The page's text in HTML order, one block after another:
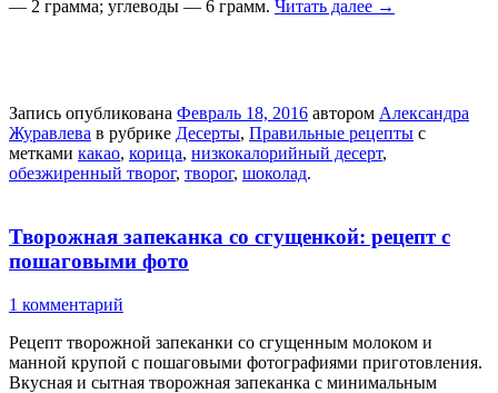
— 2 грамма; углеводы — 6 грамм. Читать далее →
Запись опубликована Февраль 18, 2016 автором Александра
Журавлева в рубрике Десерты, Правильные рецепты с
метками какао, корица, низкокалорийный десерт,
обезжиренный творог, творог, шоколад.
Творожная запеканка со сгущенкой: рецепт с
пошаговыми фото
1 комментарий
Рецепт творожной запеканки со сгущенным молоком и
манной крупой с пошаговыми фотографиями приготовления.
Вкусная и сытная творожная запеканка с минимальным